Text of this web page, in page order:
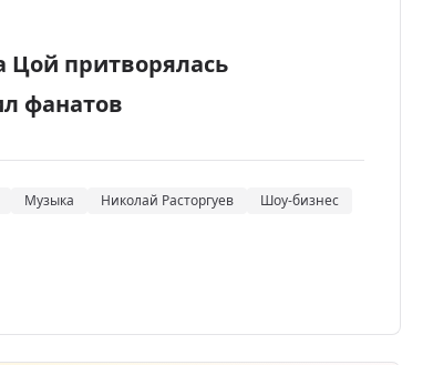
Цой притворялась
фанатов
Музыка Николай Расторгуев
Шоу-бизнес